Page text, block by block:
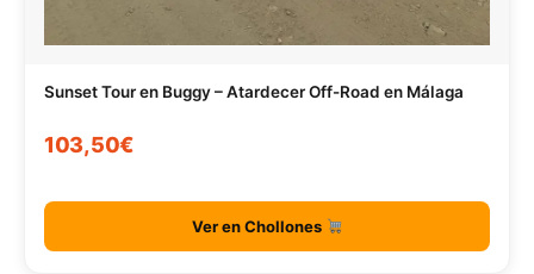
Sunset Tour en Buggy – Atardecer Off-Road en Málaga
103,50€
Ver en Chollones